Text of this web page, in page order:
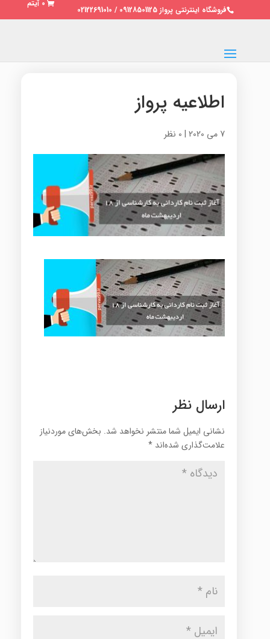
فروشگاه اینترنتی پرواز 09128501125 / 02122691010
0 آیتم
اطلاعیه پرواز
7 می 2020 | 0 نظر
ارسال نظر
نشانی ایمیل شما منتشر نخواهد شد. بخش‌های موردنیاز
علامت‌گذاری شده‌اند *